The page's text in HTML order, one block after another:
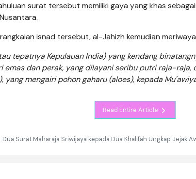
surat tersebut memiliki gaya yang khas
isnad tersebut, al-Jahizh kemudian
tepatnya Kepulauan India) yang kendang
emas dan perak, yang dilayani seribu putri raja-raja,
yang mengairi pohon gaharu (aloes), kepada
Read Entire Article
Dua Surat Maharaja Sriwijaya kepada Dua Khalifah Ungkap Jejak